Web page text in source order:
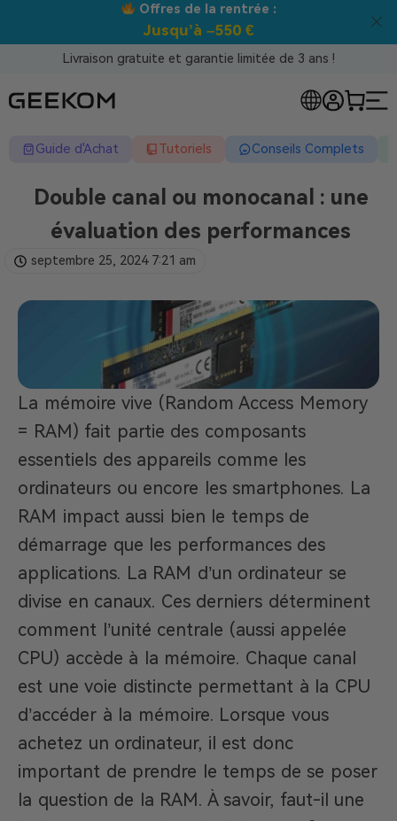
Offres de la rentrée :
Jusqu’à –550 €
Livraison gratuite et garantie limitée de 3 ans !
Guide d'Achat Tutoriels Conseils Complets
Double canal ou monocanal : une
évaluation des performances
septembre 25, 2024 7:21 am
La mémoire vive (Random Access Memory
= RAM) fait partie des composants
essentiels des appareils comme les
ordinateurs ou encore les smartphones. La
RAM impact aussi bien le temps de
démarrage que les performances des
applications. La RAM d’un ordinateur se
divise en canaux. Ces derniers déterminent
comment l’unité centrale (aussi appelée
CPU) accède à la mémoire. Chaque canal
est une voie distincte permettant à la CPU
d’accéder à la mémoire. Lorsque vous
achetez un ordinateur, il est donc
important de prendre le temps de se poser
la question de la RAM. À savoir, faut-il une